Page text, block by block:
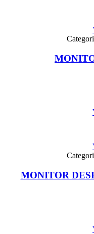
MONITOR